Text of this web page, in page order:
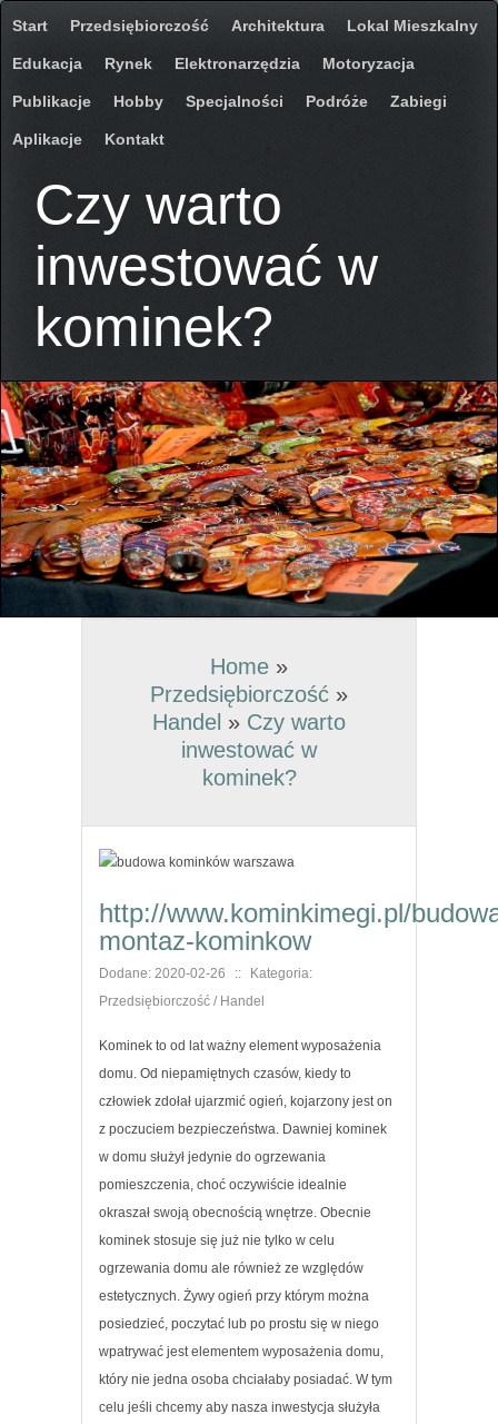
Start Przedsiębiorczość Architektura Lokal Mieszkalny
Edukacja Rynek Elektronarzędzia Motoryzacja
Publikacje Hobby Specjalności Podróże Zabiegi
Aplikacje Kontakt
Czy warto
inwestować w
kominek?
Home »
Przedsiębiorczość »
Handel » Czy warto
inwestować w
kominek?
http://www.kominkimegi.pl/
montaz-kominkow
Dodane: 2020-02-26 ::
Kategoria:
Przedsiębiorczość / Handel
Kominek to od lat ważny element wyposażenia
domu. Od niepamiętnych czasów, kiedy to
człowiek zdołał ujarzmić ogień, kojarzony jest on
z poczuciem bezpieczeństwa. Dawniej kominek
w domu służył jedynie do ogrzewania
pomieszczenia, choć oczywiście idealnie
okraszał swoją obecnością wnętrze. Obecnie
kominek stosuje się już nie tylko w celu
ogrzewania domu ale również ze względów
estetycznych. Żywy ogień przy którym można
posiedzieć, poczytać lub po prostu się w niego
wpatrywać jest elementem wyposażenia domu,
który nie jedna osoba chciałaby posiadać. W tym
celu jeśli chcemy aby nasza inwestycja służyła